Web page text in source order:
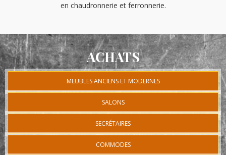
en chaudronnerie et ferronnerie.
ACHATS
MEUBLES ANCIENS ET MODERNES
SALONS
SECRÉTAIRES
COMMODES